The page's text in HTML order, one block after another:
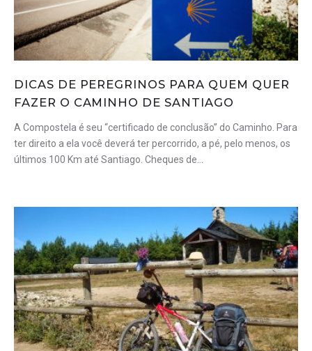
DICAS DE PEREGRINOS PARA QUEM QUER
FAZER O CAMINHO DE SANTIAGO
A Compostela é seu “certificado de conclusão” do Caminho. Para
ter direito a ela você deverá ter percorrido, a pé, pelo menos, os
últimos 100 Km até Santiago. Cheques de…